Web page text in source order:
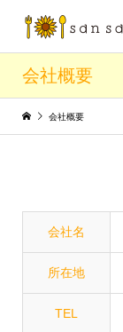
会社概要
会社概要
会社名
所在地
TEL